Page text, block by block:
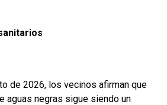
de 2026, los vecinos afirman que
aguas negras sigue siendo un